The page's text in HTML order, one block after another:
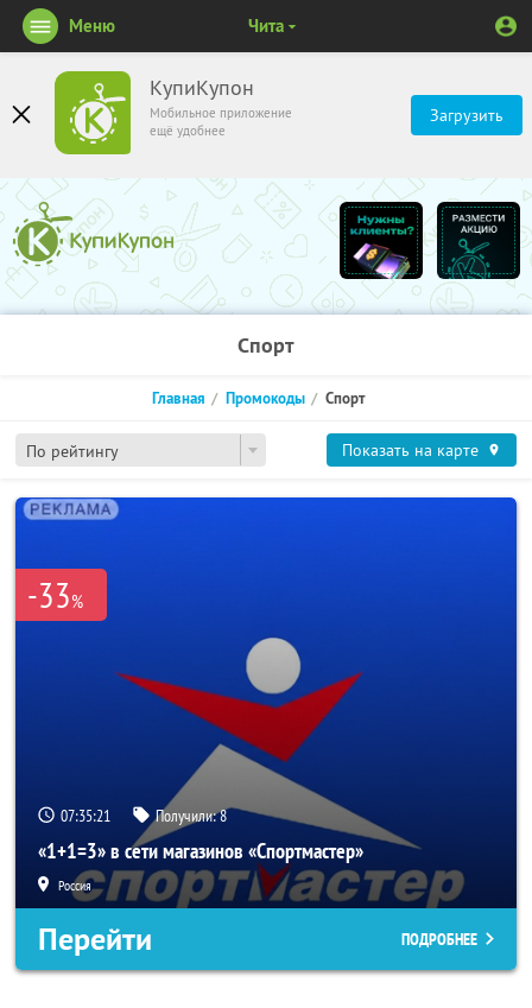
КупиКупон
Мобильное приложение
ещё удобнее
Загрузить
Меню Чита
Спорт
По рейтингу
Главная Промокоды Спорт
Показать на карте
-33%
07:35:21 Получили:8
«1+1=3» в сети магазинов «Спортмастер»
Россия
Перейти ПОДРОБНЕЕ